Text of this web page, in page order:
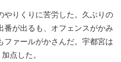
やりくりに苦労した。久ぶりの
番が出るも、オフェンスがかみ
ファールがかさんだ。宇都宮は
点した。